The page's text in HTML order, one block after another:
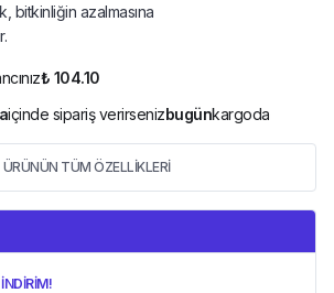
bitkinliğin azalmasına
₺ 104.10
içinde sipariş verirsenizbugünkargoda
ÜRÜNÜN TÜM ÖZELLİKLERİ